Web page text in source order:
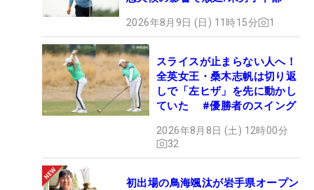
2026年8月9日 (日) 11時15分 1
スライスが止まらない人へ！
全英女王・桑木志帆は切り返
しで「左ヒザ」を先に動かし
ていた #優勝者のスイング
2026年8月8日 (土) 12時00分
32
初出場の鳥海颯汰が岩手県オープン